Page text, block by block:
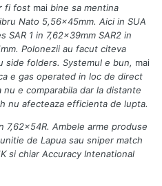
fi fost mai bine sa mentina
Nato 5,56x45mm. Aici in SUA
1 in 7,62x39mm SAR2 in
Polonezii au facut citeva
side folders. Systemul e bun, mai
e gas operated in loc de direct
e comparabila dar la distante
nu afecteaza efficienta de lupta.
7,62x54R. Ambele arme produse
de Lapua sau sniper match
si chiar Accuracy Intenational